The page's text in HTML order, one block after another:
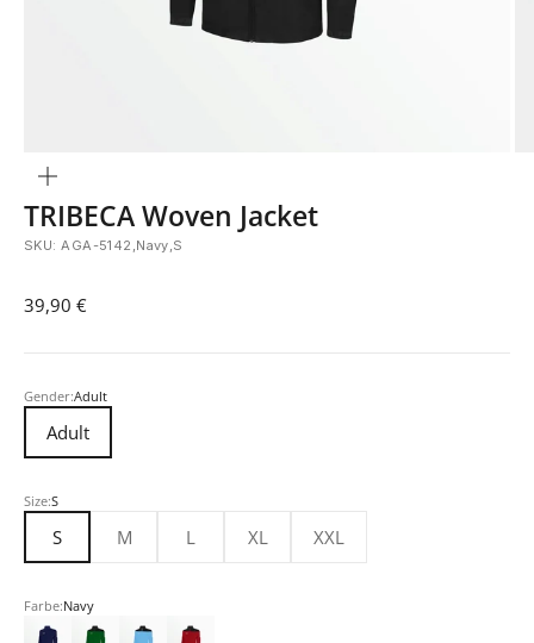
TRIBECA Woven Jacket
SKU: AGA-5142,Navy,S
Angebot
39,90 €
Gender:Adult
Adult
Size:S
S M L XL XXL
Farbe:Navy
Navy Green/BlackSky Blue/Black
Red/Black